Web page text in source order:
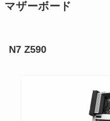
マザーボード
N7 Z590